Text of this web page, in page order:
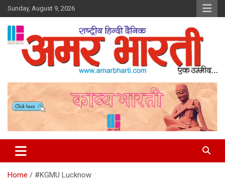
Skip
to
content
Sunday, August 9, 2026
Amar Bharti Media Group
Home #KGMU Lucknow